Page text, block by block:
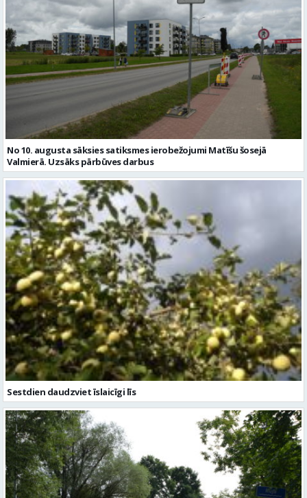
No 10. augusta sāksies satiksmes ierobežojumi Matīšu šosejā
Valmierā. Uzsāks pārbūves darbus
Sestdien daudzviet īslaicīgi līs